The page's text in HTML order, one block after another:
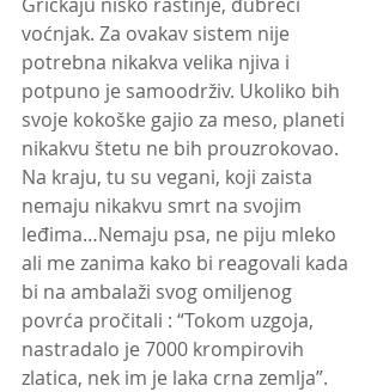
voćnjak. Za ovakav sistem nije
potrebna nikakva velika njiva i
potpuno je samoodrživ. Ukoliko bih
svoje kokoške gajio za meso, planeti
nikakvu štetu ne bih prouzrokovao.
Na kraju, tu su vegani, koji zaista
nemaju nikakvu smrt na svojim
leđima…Nemaju psa, ne piju mleko
ali me zanima kako bi reagovali kada
bi na ambalaži svog omiljenog
povrća pročitali : “Tokom uzgoja,
nastradalo je 7000 krompirovih
zlatica, nek im je laka crna zemlja”.